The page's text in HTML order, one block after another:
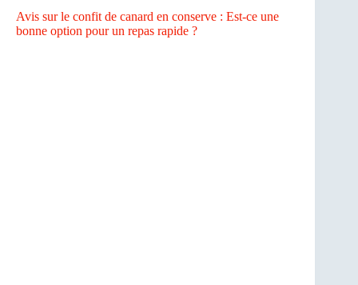
Avis sur le confit de canard en conserve : Est-ce une
bonne option pour un repas rapide ?